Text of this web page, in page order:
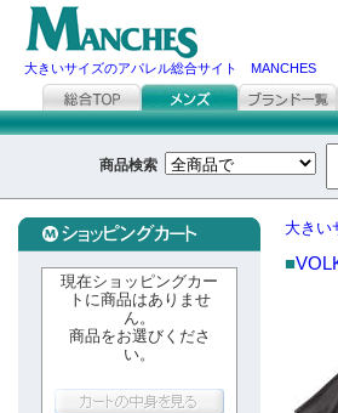
大きいサイズのアパレル総合サイト MANCHES
商品検索
大きい
■
現在ショッピングカー
トに商品はありませ
ん。
商品をお選びくださ
い。